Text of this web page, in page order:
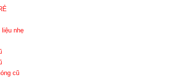
liệu nhẹ
cũ